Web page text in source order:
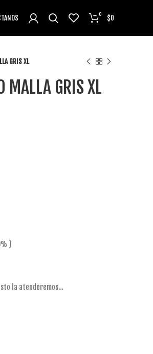
0 $0
GRIS XL
MALLA GRIS XL
)
la atenderemos…